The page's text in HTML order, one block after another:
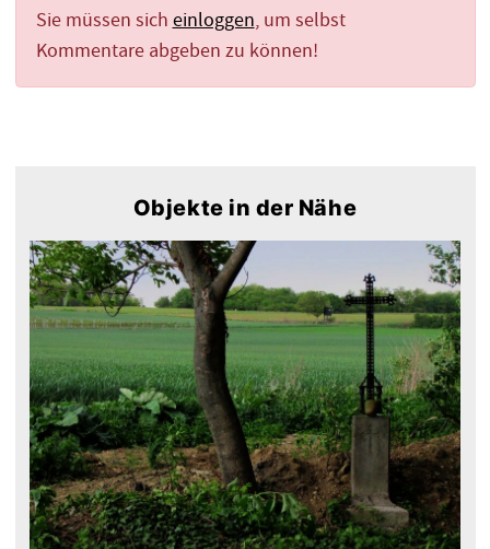
Sie müssen sich einloggen, um selbst
Kommentare abgeben zu können!
Objekte in der Nähe